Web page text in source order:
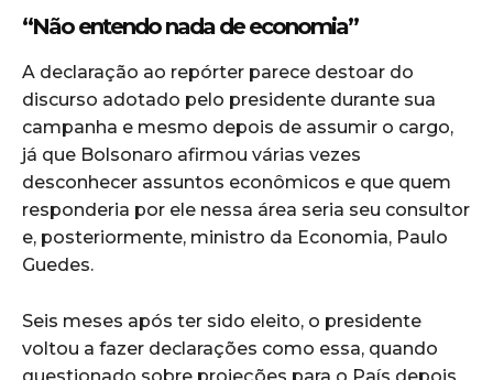
“Não entendo nada de economia”
A declaração ao repórter parece destoar do
discurso adotado pelo presidente durante sua
campanha e mesmo depois de assumir o cargo,
já que Bolsonaro afirmou várias vezes
desconhecer assuntos econômicos e que quem
responderia por ele nessa área seria seu consultor
e, posteriormente, ministro da Economia, Paulo
Guedes.
Seis meses após ter sido eleito, o presidente
voltou a fazer declarações como essa, quando
questionado sobre projeções para o País depois